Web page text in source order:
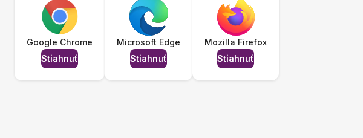
Google Chrome
Stiahnuť
Microsoft Edge
Stiahnuť
Mozilla Firefox
Stiahnuť